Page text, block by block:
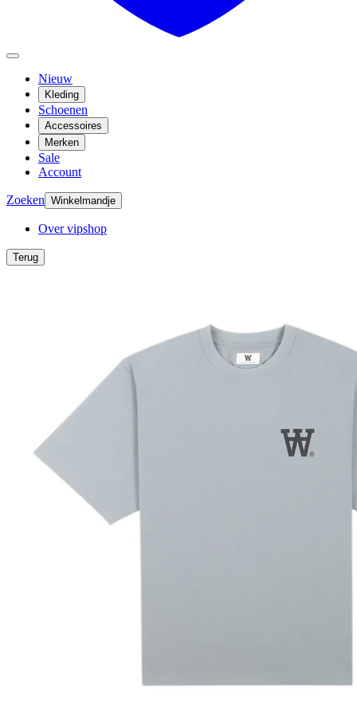
Nieuw
Kleding
Schoenen
Accessoires
Merken
Sale
Account
Zoeken Winkelmandje
Over vipshop
Terug